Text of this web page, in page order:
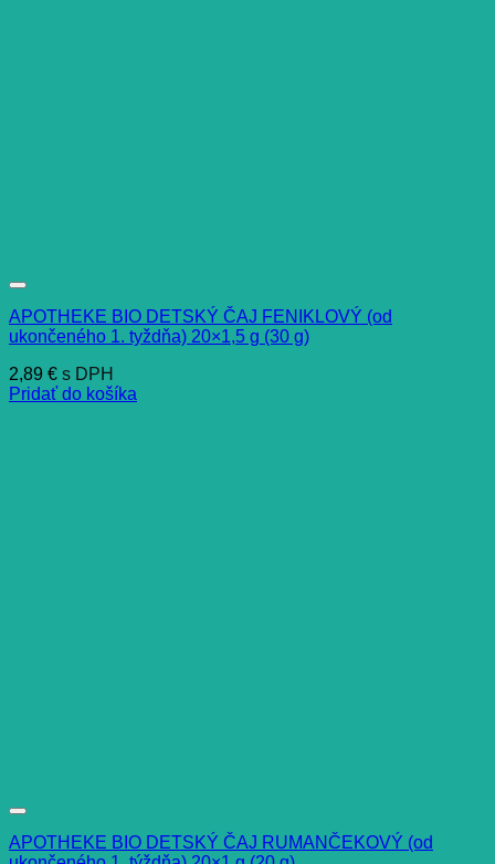
APOTHEKE BIO DETSKÝ ČAJ FENIKLOVÝ (od
ukončeného 1. tyždňa) 20×1,5 g (30 g)
2,89 € s DPH
Pridať do košíka
APOTHEKE BIO DETSKÝ ČAJ RUMANČEKOVÝ (od